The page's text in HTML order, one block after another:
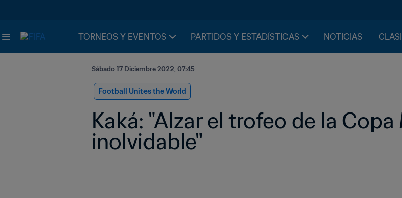
TORNEOS Y EVENTOS PARTIDOS Y ESTADÍSTICAS NOTICIAS
Sábado 17 Diciembre 2022, 07:45
Football Unites the World
Kaká: "Alzar el trofeo de la
inolvidable"